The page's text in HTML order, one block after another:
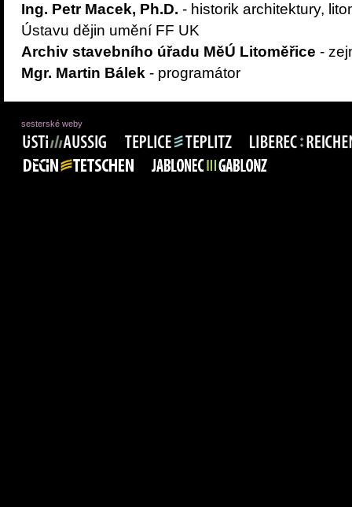
Ing. Petr Macek, Ph.D. - historik architektury,
Ústavu dějin umění FF UK
Archiv stavebního úřadu MěÚ Litoměřice -
Mgr. Martin Bálek - programátor
sesterské weby